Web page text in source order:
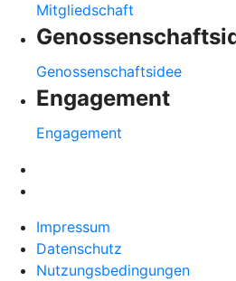
Mitgliedschaft
Genossenschaftsidee
Engagement
Engagement
Impressum
Datenschutz
Nutzungsbedingungen